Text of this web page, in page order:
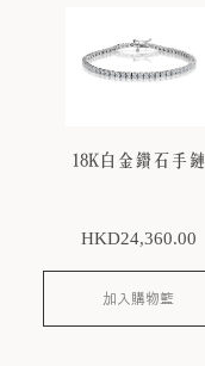
18K白金鑽石手鏈
HKD24,360.00
加入購物籃